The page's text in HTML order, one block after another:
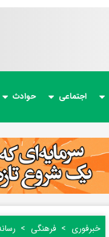
اجتماعی حوادث
خبرفوری فرهنگی